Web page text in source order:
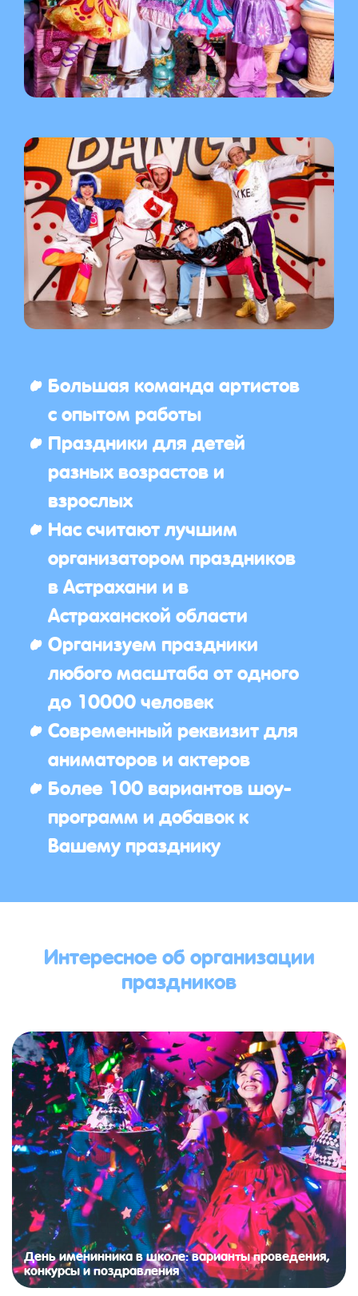
Большая команда артистов
с опытом работы
Праздники для детей
разных возрастов и
взрослых
Нас считают лучшим
организатором праздников
в Астрахани и в
Астраханской области
Организуем праздники
любого масштаба от одного
до 10000 человек
Современный реквизит для
аниматоров и актеров
Более 100 вариантов шоу-
программ и добавок к
Вашему празднику
Интересное об организации
праздников
День именинника в школе: варианты проведения,
конкурсы и поздравления